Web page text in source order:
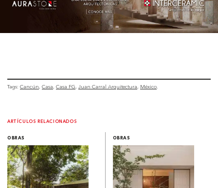
Tags: Cancún Casa Casa FG Juan Carral Arquitectura México
ARTÍCULOS RELACIONADOS
OBRAS OBRAS